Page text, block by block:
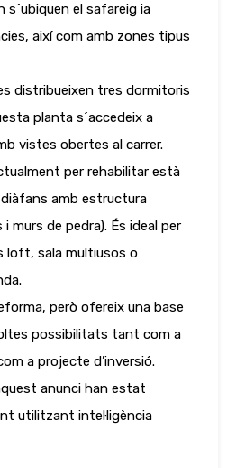
s´ubiquen el safareig ia
així com amb zones tipus
distribueixen tres dormitoris
planta s´accedeix a
vistes obertes al carrer.
per rehabilitar està
amb estructura
murs de pedra). És ideal per
loft, sala multiusos o
però ofereix una base
possibilitats tant com a
a projecte d’inversió.
anunci han estat
utilitzant intel·ligència